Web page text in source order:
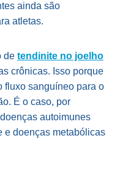
ainda são
atletas.
de tendinite no joelho
crônicas. Isso porque
fluxo sanguíneo para o
É o caso, por
autoimunes
e doenças metabólicas